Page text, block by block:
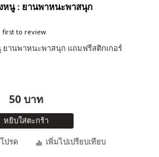
หนู : ยานพาหนะพาสนุก
first to review
ยานพาหนะพาสนุก แถมฟรีสติกเกอร์
50 บาท
หยิบใส่ตะกร้า
ปรด
เพิ่มไปเปรียบเทียบ